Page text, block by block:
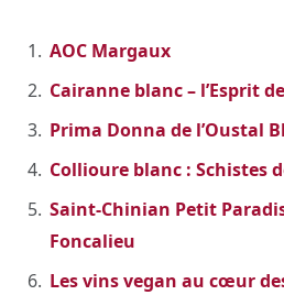
AOC Margaux
Cairanne blanc – l’Esprit
Prima Donna de l’Oustal
Collioure blanc : Schistes
Saint-Chinian Petit
Foncalieu
Les vins vegan au cœur